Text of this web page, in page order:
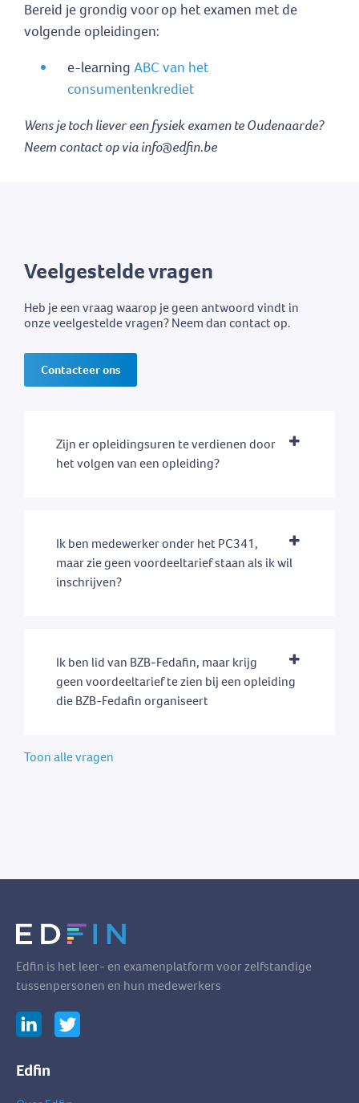
Bereid je grondig voor op het examen met de
volgende opleidingen:
e-learning ABC van het
consumentenkrediet
Wens je toch liever een fysiek examen te Oudenaarde?
Neem contact op via info@edfin.be
Veelgestelde vragen
Heb je een vraag waarop je geen antwoord vindt in
onze veelgestelde vragen? Neem dan contact op.
Contacteer ons
Zijn er opleidingsuren te verdienen door
het volgen van een opleiding?
Ik ben medewerker onder het PC341,
maar zie geen voordeeltarief staan als ik wil
inschrijven?
Ik ben lid van BZB-Fedafin, maar krijg
geen voordeeltarief te zien bij een opleiding
die BZB-Fedafin organiseert
Toon alle vragen
Edfin is het leer- en examenplatform voor zelfstandige
tussenpersonen en hun medewerkers
Edfin